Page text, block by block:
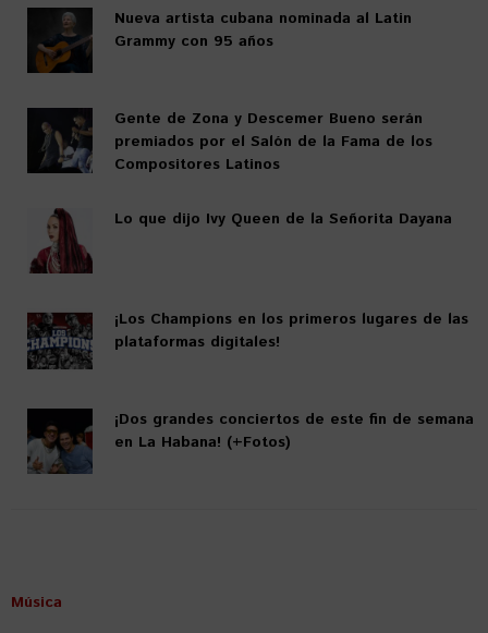
Nueva artista cubana nominada al Latin
Grammy con 95 años
Gente de Zona y Descemer Bueno serán
premiados por el Salón de la Fama de los
Compositores Latinos
Lo que dijo Ivy Queen de la Señorita Dayana
¡Los Champions en los primeros lugares de las
plataformas digitales!
¡Dos grandes conciertos de este fin de semana
en La Habana! (+Fotos)
Música